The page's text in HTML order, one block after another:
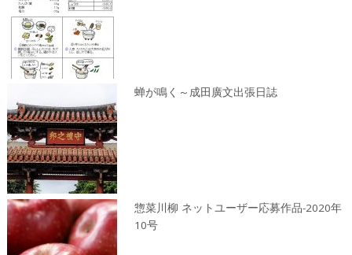
蝉が鳴く～成田廣文出張日誌
惣菜川柳 ネットユーザー応募作品-2020年
10号